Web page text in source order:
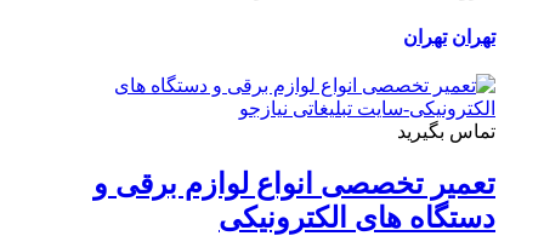
تهران تهران
تماس بگیرید
تعمیر تخصصی انواع لوازم برقی و
دستگاه های الکترونیکی